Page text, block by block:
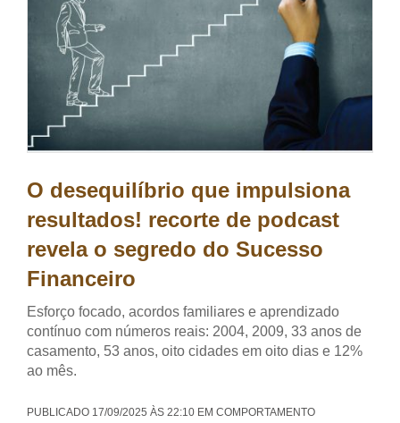
O desequilíbrio que impulsiona
resultados! recorte de podcast
revela o segredo do Sucesso
Financeiro
Esforço focado, acordos familiares e aprendizado
contínuo com números reais: 2004, 2009, 33 anos de
casamento, 53 anos, oito cidades em oito dias e 12%
ao mês.
PUBLICADO 17/09/2025 ÀS 22:10 EM COMPORTAMENTO